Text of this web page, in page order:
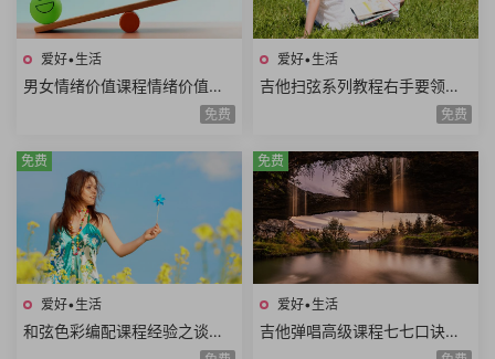
爱好•生活
男女情绪价值课程情绪价值需
求情绪价值类型情绪价值实例
免费
爱好•生活
吉他扫弦系列教程右手要领变
速练习右手切音左手切音组合
免费
爱好•生活
和弦色彩编配课程经验之谈伴
奏方法高级和弦编曲解析扒谱
免费
爱好•生活
吉他弹唱高级课程七七口诀音
程推算简谱视唱和弦构成音阶
免费